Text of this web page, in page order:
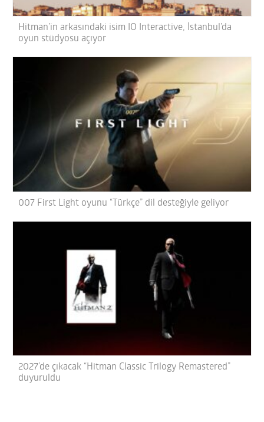
Hitman’in arkasındaki isim IO Interactive, İstanbul’da
oyun stüdyosu açıyor
007 First Light oyunu “Türkçe” dil desteğiyle geliyor
2027’de çıkacak “Hitman Classic Trilogy Remastered”
duyuruldu